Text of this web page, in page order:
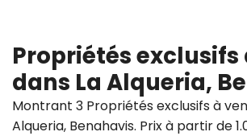
Propriétés exclusifs
dans La Alqueria,
Montrant 3 Propriétés exclusifs à
Alqueria, Benahavis. Prix à partir de